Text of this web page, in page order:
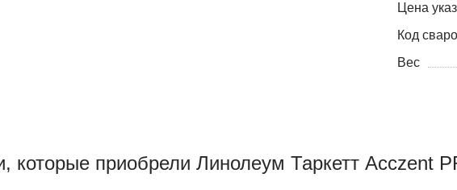
Цена
Код
Вес
которые приобрели Линолеум Таркетт Acczent